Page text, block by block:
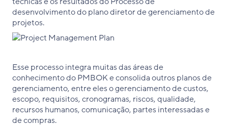
desenvolvimento do plano diretor de gerenciamento de
projetos.
Esse processo integra muitas das áreas de
conhecimento do PMBOK e consolida outros planos de
gerenciamento, entre eles o gerenciamento de custos,
escopo, requisitos, cronogramas, riscos, qualidade,
recursos humanos, comunicação, partes interessadas e
de compras.